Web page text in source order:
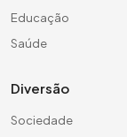
Educação
Saúde
Diversão
Sociedade